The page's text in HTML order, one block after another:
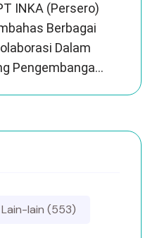
INKA (Persero)
Berbagai
Dalam
Pengembanga...
Lain-lain (553)